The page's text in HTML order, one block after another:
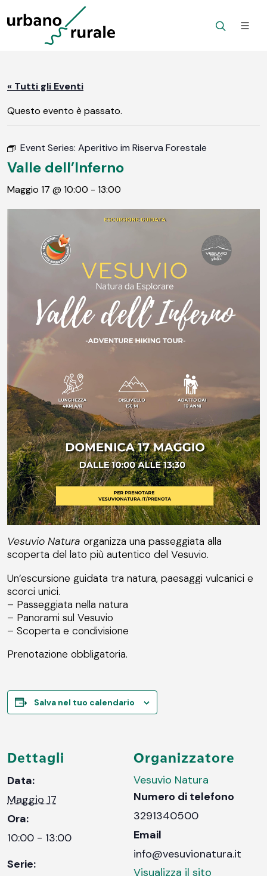
« Tutti gli Eventi
Questo evento è passato.
Event Series: Aperitivo im Riserva Forestale
Valle dell’Inferno
Maggio 17 @ 10:00 - 13:00
Vesuvio Natura organizza una passeggiata alla
scoperta del lato più autentico del Vesuvio.
Un’escursione guidata tra natura, paesaggi vulcanici e
scorci unici.
– Passeggiata nella natura
– Panorami sul Vesuvio
– Scoperta e condivisione
Prenotazione obbligatoria.
Salva nel tuo calendario
Dettagli
Data:
Maggio 17
Ora:
10:00 - 13:00
Serie:
Organizzatore
Vesuvio Natura
Numero di telefono
3291340500
Email
info@vesuvionatura.it
Visualizza il sito